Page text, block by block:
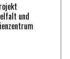
und